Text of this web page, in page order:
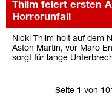
Thiim feiert ersten
Horrorunfall
Nicki Thiim holt auf dem
Aston Martin, vor Maro
sorgt für lange
Seite 1 von